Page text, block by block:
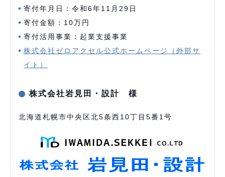
寄付年月日：令和6年11月29日
寄付金額：10万円
寄付活用事業：起業支援事業
株式会社ゼロアクセル公式ホームページ（外部サ
イト）
株式会社岩見田・設計 様
北海道札幌市中央区北5条西10丁目5番1号